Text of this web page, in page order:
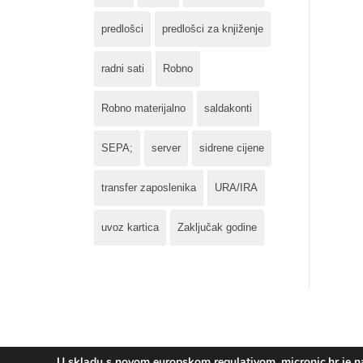
predlošci predlošci za knjiženje
radni sati Robno
Robno materijalno saldakonti
SEPA; server sidrene cijene
transfer zaposlenika URA/IRA
uvoz kartica Zaključak godine